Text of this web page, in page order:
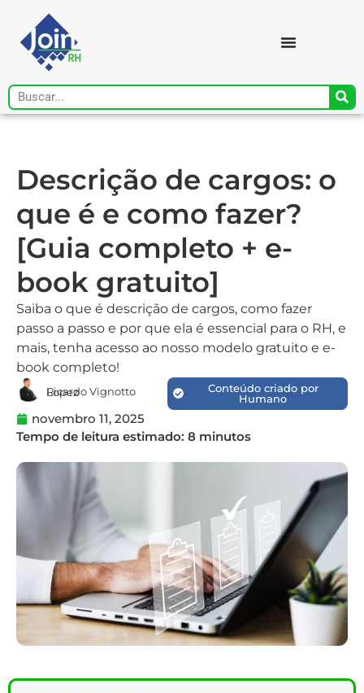
Descrição de cargos: o
que é e como fazer?
[Guia completo + e-
book gratuito]
Saiba o que é descrição de cargos, como fazer
passo a passo e por que ela é essencial para o RH, e
mais, tenha acesso ao nosso modelo gratuito e e-
book completo!
Ricardo Vignotto Lopez
Conteúdo criado por
Humano
novembro 11, 2025